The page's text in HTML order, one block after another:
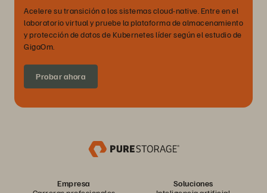
Acelere su transición a los sistemas cloud-native. Entre en el
laboratorio virtual y pruebe la plataforma de almacenamiento
y protección de datos de Kubernetes líder según el estudio de
GigaOm.
Probar ahora
Empresa
Soluciones